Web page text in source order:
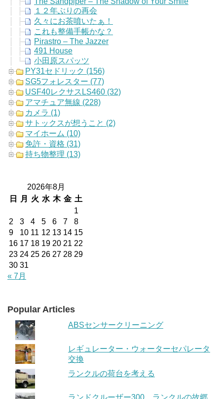
１２年ぶりの再会
久々にお茶噴いたぁ！
これも整備手帳かな？
Pirastro – The Jazzer
491 House
小田原スパッツ
PY31セドリック (156)
SG5フォレスター (77)
USF40レクサスLS460 (32)
アマチュア無線 (228)
カメラ (1)
サトックスが想うこと (2)
マイホーム (10)
免許・資格 (31)
持ち物整理 (13)
2026年8月
日
月 火 水 木 金 土
1
2
3 4 5 6 7
8
9
10 11 12 13 14 15
16 17 18 19 20 21 22
23 24 25 26 27 28 29
30 31
« 7月
Popular Articles
ABSセンサークリーニング
レギュレーター・ウォーターセパレータ
交換
ランクルの荷台を考える
ランドクルーザー300 ランクルの故郷